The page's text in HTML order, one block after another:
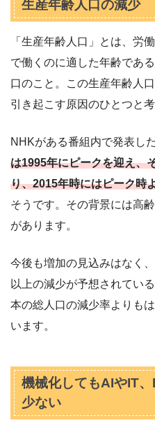
生産年齢人口の減少
「生産年齢人口」とは、労
で働くのに適した年齢であ
口のこと。この生産年齢人
引き起こす原因のひとつと
NHKがある番組内で発表し
は1995年にピークを迎え、
り、2015年時にはピーク時
そうです。その背景には高
があります。
今後も増加の見込みはなく
以上の減少が予想されてい
本の総人口の減少率よりも
います。
機械化してもAIやIT
少ない